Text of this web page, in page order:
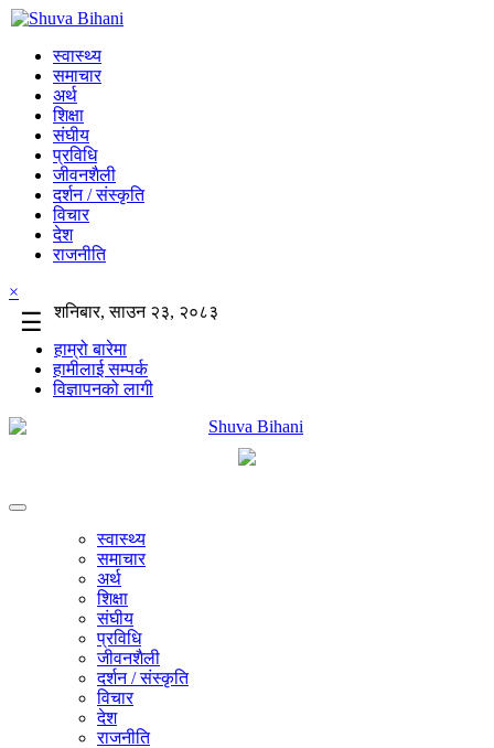
स्वास्थ्य
समाचार
अर्थ
शिक्षा
संघीय
प्रविधि
जीवनशैली
दर्शन / संस्कृति
विचार
देश
राजनीति
×
☰
शनिबार, साउन २३, २०८३
हाम्रो बारेमा
हामीलाई सम्पर्क
विज्ञापनको लागी
स्वास्थ्य
समाचार
अर्थ
शिक्षा
संघीय
प्रविधि
जीवनशैली
दर्शन / संस्कृति
विचार
देश
राजनीति